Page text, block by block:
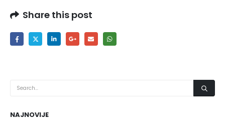
Share this post
NAJNOVIJE